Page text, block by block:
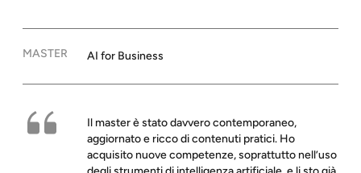
MASTER AI for Business
Il master è stato davvero contemporaneo,
aggiornato e ricco di contenuti pratici. Ho
acquisito nuove competenze, soprattutto nell’uso